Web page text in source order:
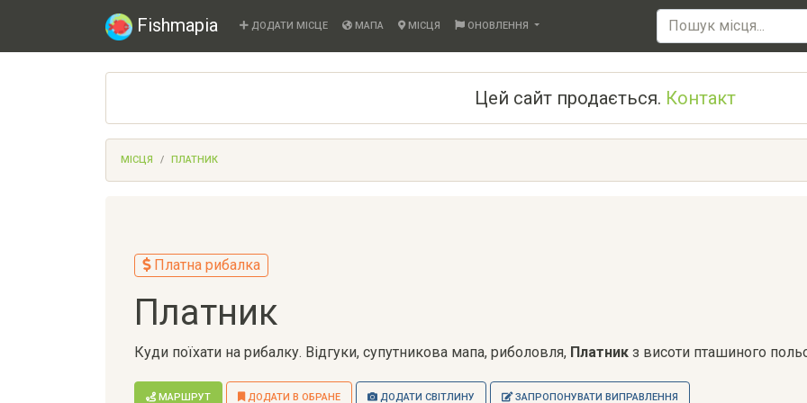
Fishmapia ДОДАТИ МІСЦЕ МАПА МІСЦЯ ОНОВЛЕННЯ
Цей сайт продається. Контакт
МІСЦЯ ПЛАТНИК
Платна рибалка
Платник
Куди поїхати на рибалку. Відгуки, супутникова мапа, риболовля, Платник з висоти пташиного
МАРШРУТ ДОДАТИ В ОБРАНЕ ДОДАТИ СВІТЛИНУ ЗАПРОПОНУВАТИ ВИПРАВЛЕННЯ